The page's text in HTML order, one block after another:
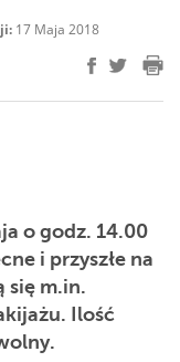
17 Maja 2018
o godz. 14.00
i przyszłe na
się m.in.
Ilość